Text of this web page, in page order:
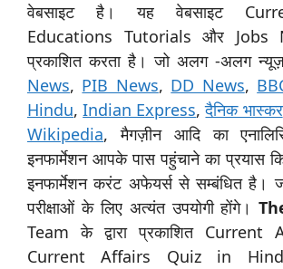
वेबसाइट है। यह वेबसाइट
Educations Tutorials और Jobs
प्रकाशित करता है। जो अलग -अलग
News, PIB News, DD News,
Hindu,Indian Express,दैनिक भास्कर
Wikipedia, मैगज़ीन आदि का
इनफार्मेशन आपके पास पहुंचाने का प्रयास
इनफार्मेशन करंट अफेयर्स से सम्बंधित है।
परीक्षाओं के लिए अत्यंत उपयोगी होंगे।
Team के द्वारा प्रकाशित Current
Current Affairs Quiz in